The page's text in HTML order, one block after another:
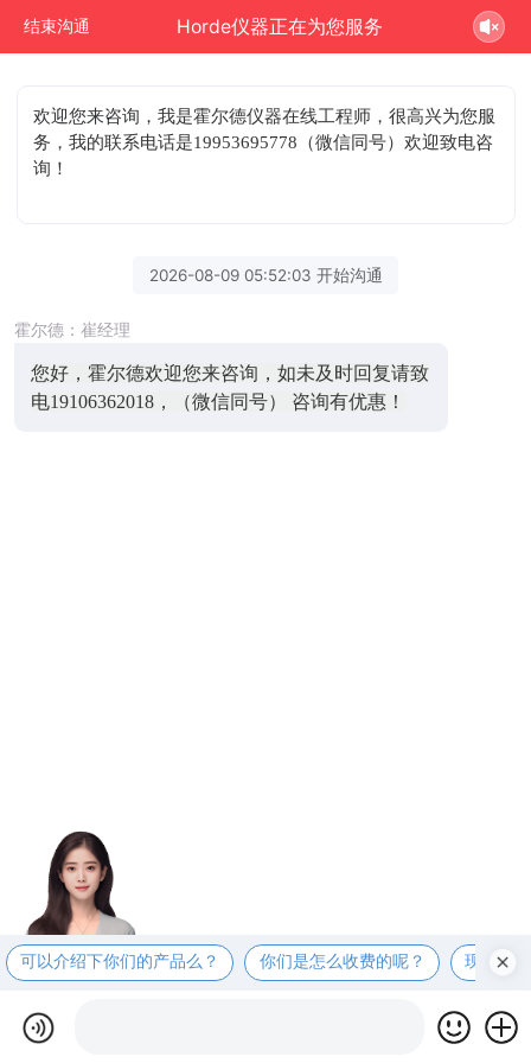
结束沟通 Horde仪器正在为您服务
欢迎您来咨询 ，我是霍尔德仪器在线工程师，很高兴为您服
务，我的联系电话是19953695778（微信同号）欢迎致电咨
询！
2026-08-09 05:52:03 开始沟通
霍尔德：崔经理
您好，霍尔德欢迎您来咨询，如未及时回复请致
电19106362018，（微信同号） 咨询有优惠！
可以介绍下你们的产品么？ 你们是怎么收费的呢？ 现在有